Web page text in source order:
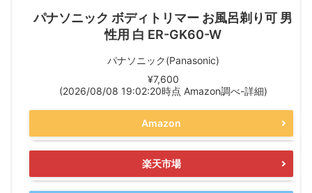
パナソニック ボディトリマー お風呂剃り可 男
性用 白 ER-GK60-W
パナソニック(Panasonic)
¥7,600
(2026/08/08 19:02:20時点 Amazon調べ-詳細)
Amazon
楽天市場